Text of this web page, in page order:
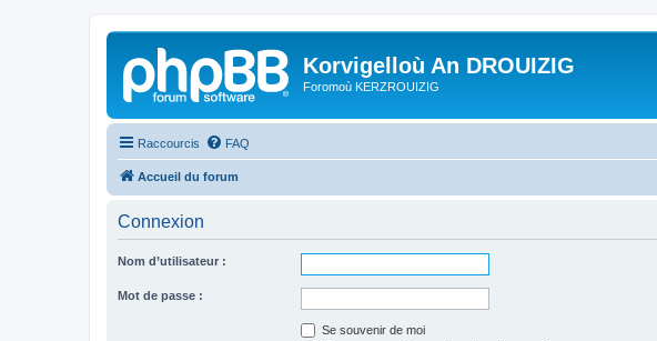
Korvigelloù An DROUIZIG
Foromoù KERZROUIZIG
Raccourcis FAQ
Accueil du forum
Connexion
Nom d’utilisateur :
Mot de passe :
Se souvenir de moi